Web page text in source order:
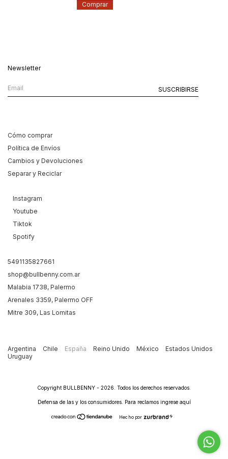
Comprar
Newsletter
Cómo comprar
Política de Envíos
Cambios y Devoluciones
Separar y Reciclar
Instagram
Youtube
Tiktok
Spotify
5491135827661
shop@bullbenny.com.ar
Malabia 1738, Palermo
Arenales 3359, Palermo OFF
Mitre 309, Las Lomitas
Argentina Chile España Reino Unido México
Estados Unidos
Uruguay
Copyright BULLBENNY - 2026. Todos los derechos reservados.
Defensa de las y los consumidores. Para reclamos ingrese aquí
Hecho por